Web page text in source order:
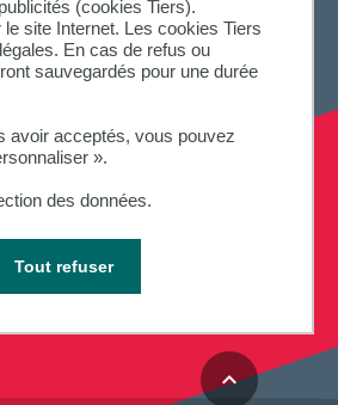
(cookies Tiers).
site Internet. Les cookies Tiers
En cas de refus ou
sauvegardés pour une durée
avoir acceptés, vous pouvez
».
des données.
Tout refuser